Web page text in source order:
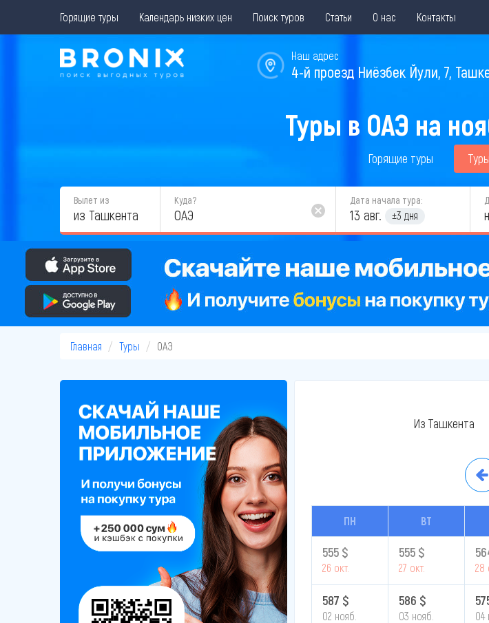
Горящие туры Календарь низких цен Поиск туров Статьи О нас Контакты
Наш адрес
4-й проезд Ниёзбек Йули, 7,
Туры в ОАЭ на
Горящие туры Туры
Вылет из
из Ташкента
Куда? Дата начала тура:
13 авг. ±3 дня
Главная Туры ОАЭ
Из Ташкента
ПН ВТ
555 $
26 окт.
555 $
27 окт. 28
587 $
02 нояб.
586 $
03 нояб. 04